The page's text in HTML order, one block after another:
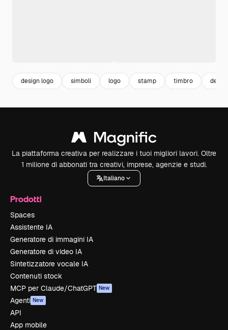
design logo simboli logo stamp timbro
La piattaforma creativa per realizzare i tuoi migliori lavori. Oltre
1 milione di abbonati tra creativi, imprese, agenzie e studi.
Italiano
Prodotti
Spaces
Assistente IA
Generatore di immagini IA
Generatore di video IA
Sintetizzatore vocale IA
Contenuti stock
MCP per Claude/ChatGPT New
Agenti New
API
App mobile